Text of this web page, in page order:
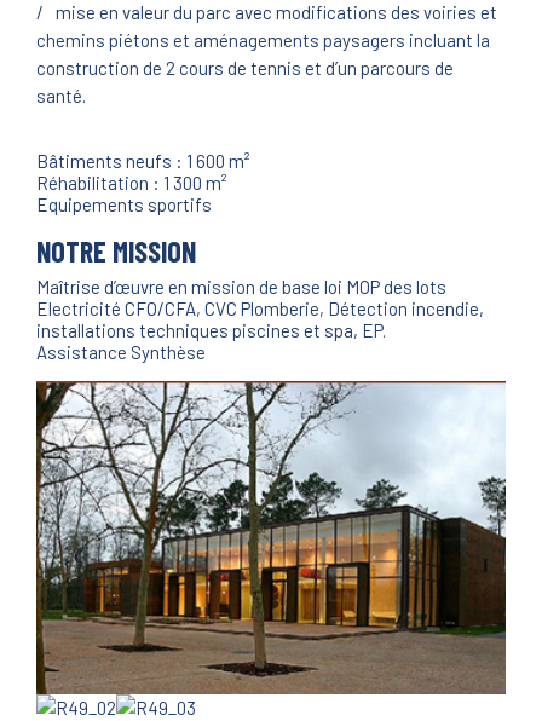
mise en valeur du parc avec modifications des voiries et
chemins piétons et aménagements paysagers incluant la
construction de 2 cours de tennis et d’un parcours de
santé.
Bâtiments neufs : 1 600 m²
Réhabilitation : 1 300 m²
Equipements sportifs
NOTRE MISSION
Maîtrise d’œuvre en mission de base loi MOP des lots
Electricité CFO/CFA, CVC Plomberie, Détection incendie,
installations techniques piscines et spa, EP.
Assistance Synthèse